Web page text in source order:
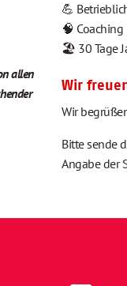
allen
💪
🧠
🏖️ 30 Tage
Wir
Wir
Bitte sende
Angabe der